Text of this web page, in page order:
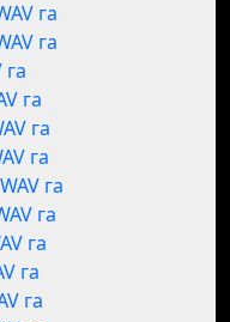
га
га
га
га
га
га
га
га
га
га
га